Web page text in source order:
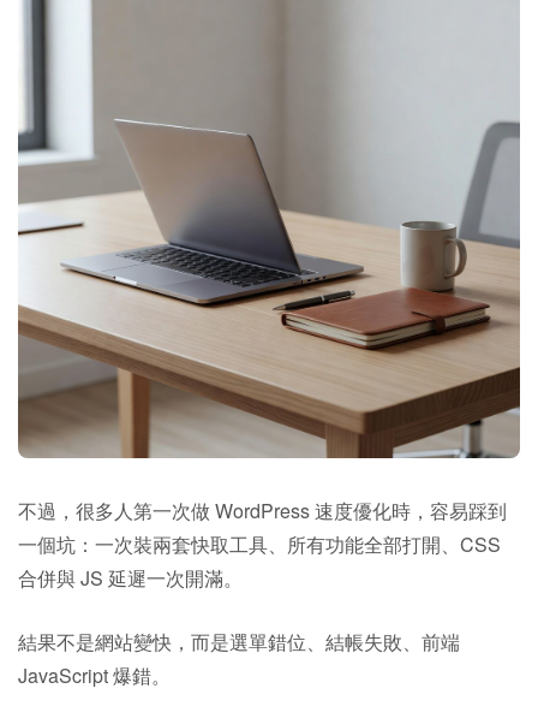
不過，很多人第一次做 WordPress 速度優化時，容易踩到
一個坑：一次裝兩套快取工具、所有功能全部打開、CSS
合併與 JS 延遲一次開滿。
結果不是網站變快，而是選單錯位、結帳失敗、前端
JavaScript 爆錯。